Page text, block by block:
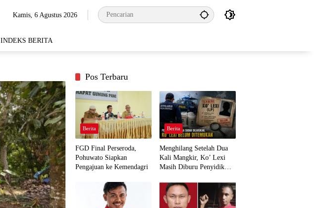
Kamis, 6 Agustus 2026
INDEKS BERITA
Pos Terbaru
Berita
FGD Final Perseroda,
Pohuwato Siapkan
Pengajuan ke Kemendagri
Berita
Menghilang Setelah Dua
Kali Mangkir, Ko’ Lexi
Masih Diburu Penyidik